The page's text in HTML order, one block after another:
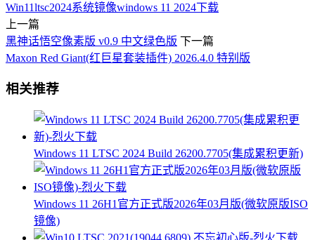
Win11ltsc2024系统镜像windows 11 2024下载
上一篇
黑神话悟空像素版 v0.9 中文绿色版 下一篇
Maxon Red Giant(红巨星套装插件) 2026.4.0 特别版
相关推荐
Windows 11 LTSC 2024 Build 26200.7705(集成累积更新)
Windows 11 26H1官方正式版2026年03月版(微软原版ISO
镜像)